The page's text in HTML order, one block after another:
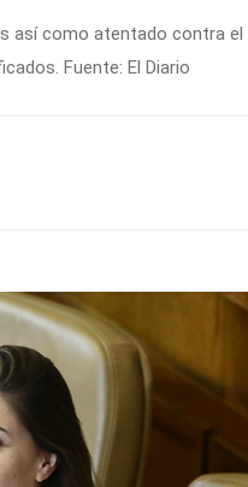
así como atentado contra el
Fuente: El Diario